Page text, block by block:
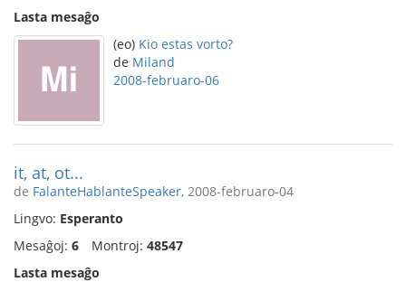
Lasta mesaĝo
(eo) Kio estas vorto?
de Miland
2008-februaro-06
it, at, ot...
de FalanteHablanteSpeaker, 2008-februaro-04
Lingvo: Esperanto
Mesaĝoj: 6 Montroj: 48547
Lasta mesaĝo